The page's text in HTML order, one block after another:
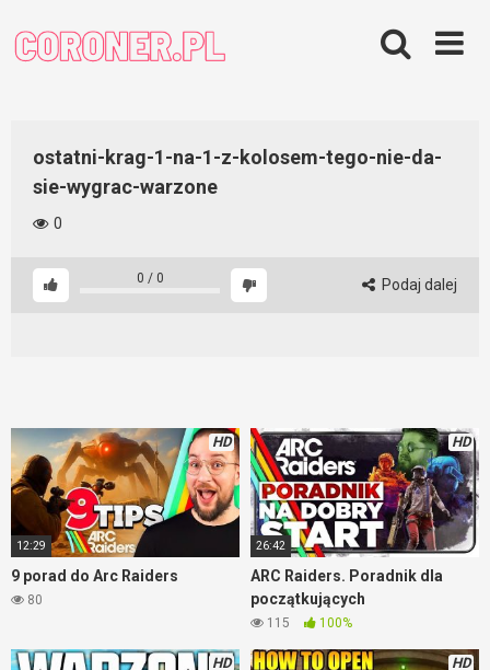
content
ostatni-krag-1-na-1-z-kolosem-tego-nie-da-
sie-wygrac-warzone
0
0 / 0 Podaj dalej
HD
12:29
9 porad do Arc Raiders
80
HD
26:42
ARC Raiders. Poradnik dla
początkujących
115 100%
HD HD